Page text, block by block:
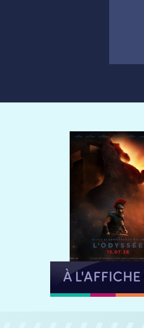
À L'AFFICHE